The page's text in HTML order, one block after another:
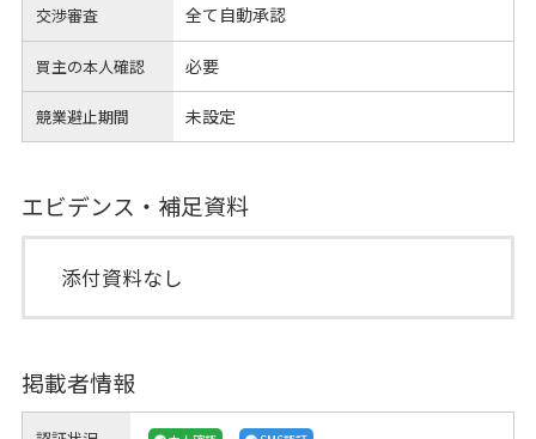
交渉審査 全て自動承認
買主の本人確認 必要
競業避止期間 未設定
エビデンス・補足資料
添付資料なし
掲載者情報